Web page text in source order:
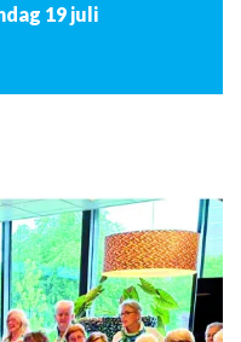
19 juli